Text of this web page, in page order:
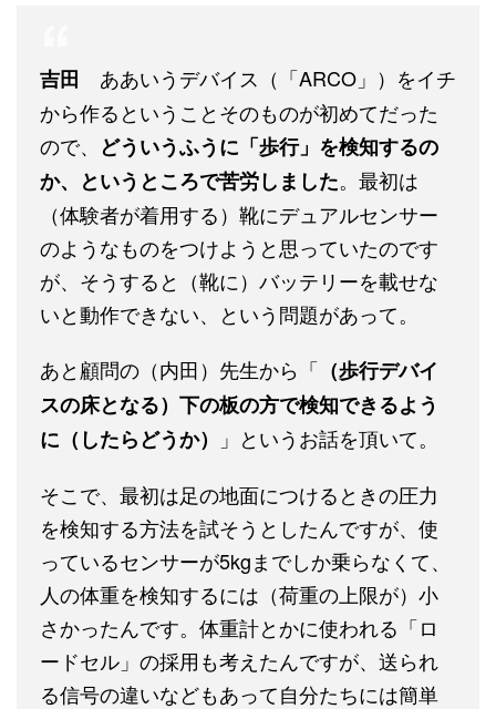
吉田 ああいうデバイス（「ARCO」）をイチ
から作るということそのものが初めてだった
ので、 どういうふうに「歩行」を検知するの
か、というところで苦労しました。最初は
（体験者が着用する）靴にデュアルセンサー
のようなものをつけようと思っていたのです
が、そうすると（靴に）バッテリーを載せな
いと動作できない、という問題があって。
あと顧問の（内田）先生から「 （歩行デバイ
スの床となる）下の板の方で検知できるよう
に（したらどうか）
」というお話を頂いて。
そこで、最初は足の地面につけるときの圧力
を検知する方法を試そうとしたんですが、使
っているセンサーが5kgまでしか乗らなくて、
人の体重を検知するには（荷重の上限が）小
さかったんです。体重計とかに使われる「ロ
ードセル」の採用も考えたんですが、送られ
る信号の違いなどもあって自分たちには簡単